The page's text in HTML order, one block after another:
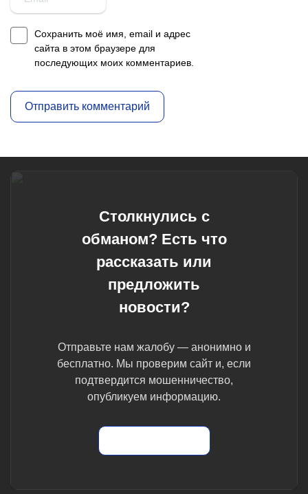
Сохранить моё имя, email и адрес
сайта в этом браузере для
последующих моих комментариев.
Столкнулись с
обманом? Есть что
рассказать или
предложить
новости?
Отправьте нам жалобу — анонимно и
бесплатно. Мы проверим сайт и, если
подтвердится мошенничество,
опубликуем информацию.